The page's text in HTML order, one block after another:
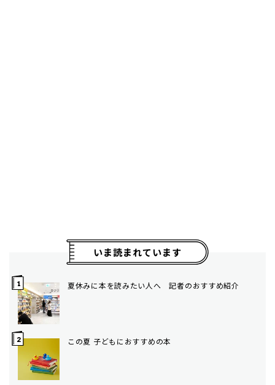
いま読まれています
夏休みに本を読みたい人へ 記者のおすすめ紹介
この夏 子どもにおすすめの本